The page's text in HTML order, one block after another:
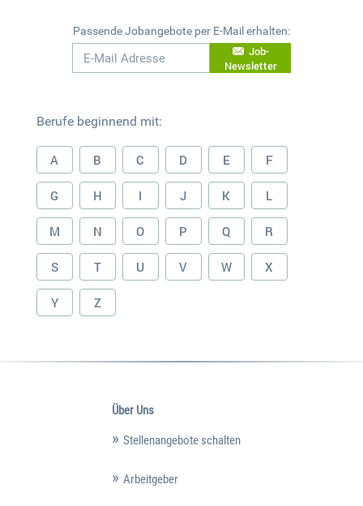
Passende Jobangebote per E-Mail erhalten:
Job-
Newsletter
Berufe beginnend mit:
A B C D E F
G H I J K L
M N O P Q R
S T U V W X
Y Z
Über Uns
Stellenangebote schalten
Arbeitgeber